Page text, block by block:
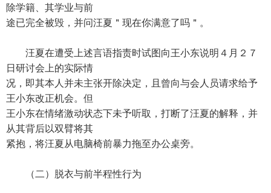
除学籍、其学业与前
途已完全被毁，并问汪夏＂现在你满意了吗＂。
汪夏在遭受上述言语指责时试图向王小东说明４月２７
日研讨会上的实际情
况，即其本人并未主张开除决定，且曾向与会人员请求给予
王小东改正机会。但
王小东在情绪激动状态下未予听取，打断了汪夏的解释，并
从其背后以双臂将其
紧抱，将汪夏从电脑椅前暴力拖至办公桌旁。
（二）脱衣与前半程性行为